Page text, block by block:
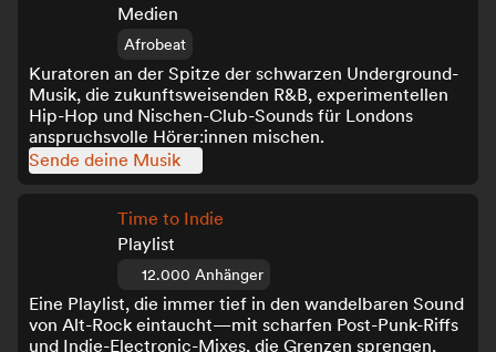
Medien
Afrobeat
Kuratoren an der Spitze der schwarzen Underground-
Musik, die zukunftsweisenden R&B, experimentellen
Hip-Hop und Nischen-Club-Sounds für Londons
anspruchsvolle Hörer:innen mischen.
Sende deine Musik
Time to Indie
Playlist
12.000 Anhänger
Eine Playlist, die immer tief in den wandelbaren Sound
von Alt-Rock eintaucht—mit scharfen Post-Punk-Riffs
und Indie-Electronic-Mixes, die Grenzen sprengen,